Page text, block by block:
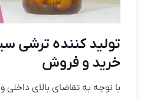
تولید کننده ترشی
خرید و فروش
با توجه به تقاضای بالای